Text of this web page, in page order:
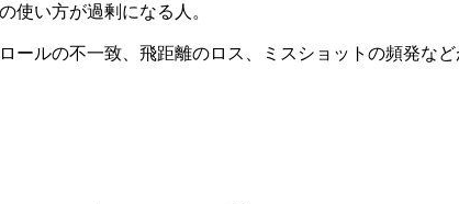
使い方が過剰になる人。
ールの不一致、飛距離のロス、ミスショットの頻発など